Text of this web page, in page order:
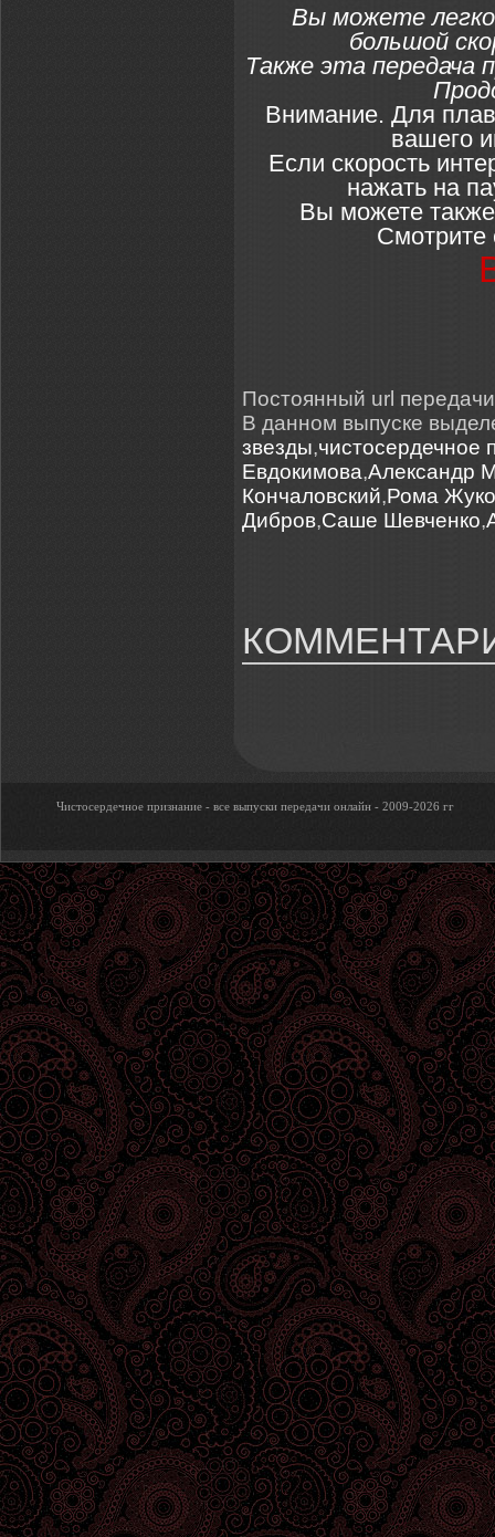
Вы можете
большой
Также эта передача
Внимание. Для
вашего
Если скорость
нажать на
Вы можете
Смотрите
Постоянный url
В данном выпуске
звезды,чистосердечное
Евдокимова,Александр
Кончаловский,Рома
Дибров,Саше Шевченко,
Чистосердечное признание - все выпуски передачи онлайн - 2009-2026 гг